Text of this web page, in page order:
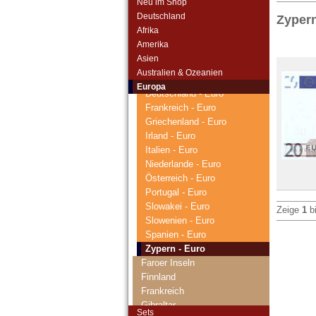
Deutschland
Afrika
Amerika
Asien
Australien & Ozeanien
Europa
Belgien - Euro
Deutschland - Euro
Frankreich - Euro
Griechenland - Euro
Irland - Euro
Italien - Euro
Niederlande - Euro
Österreich - Euro
Portugal - Euro
Slowakei - Euro
Slowenien - Euro
Spanien - Euro
Zypern - Euro
Faroer Inseln
Finnland
Frankreich
Gibraltar
Sets
Zeige 1